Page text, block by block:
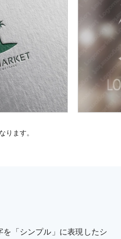
ます。
「シンプル」に表現したシ